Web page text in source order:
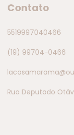
Contato
5519997040466
(19) 99704-0466
Rua Deputado